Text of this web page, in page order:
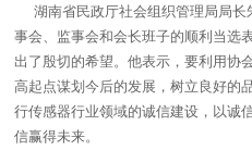
湖南省民政厅社会组织管理局局长
事会、监事会和会长班子的顺利当选
出了殷切的希望。他表示，要利用协
高起点谋划今后的发展，树立良好的
行传感器行业领域的诚信建设，以诚
信赢得未来。